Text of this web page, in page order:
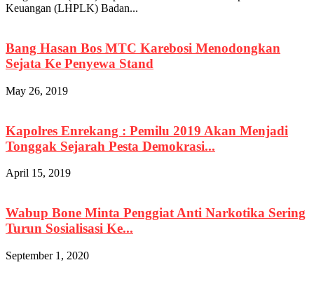
Keuangan (LHPLK) Badan...
Bang Hasan Bos MTC Karebosi Menodongkan
Sejata Ke Penyewa Stand
May 26, 2019
Kapolres Enrekang : Pemilu 2019 Akan Menjadi
Tonggak Sejarah Pesta Demokrasi...
April 15, 2019
Wabup Bone Minta Penggiat Anti Narkotika Sering
Turun Sosialisasi Ke...
September 1, 2020